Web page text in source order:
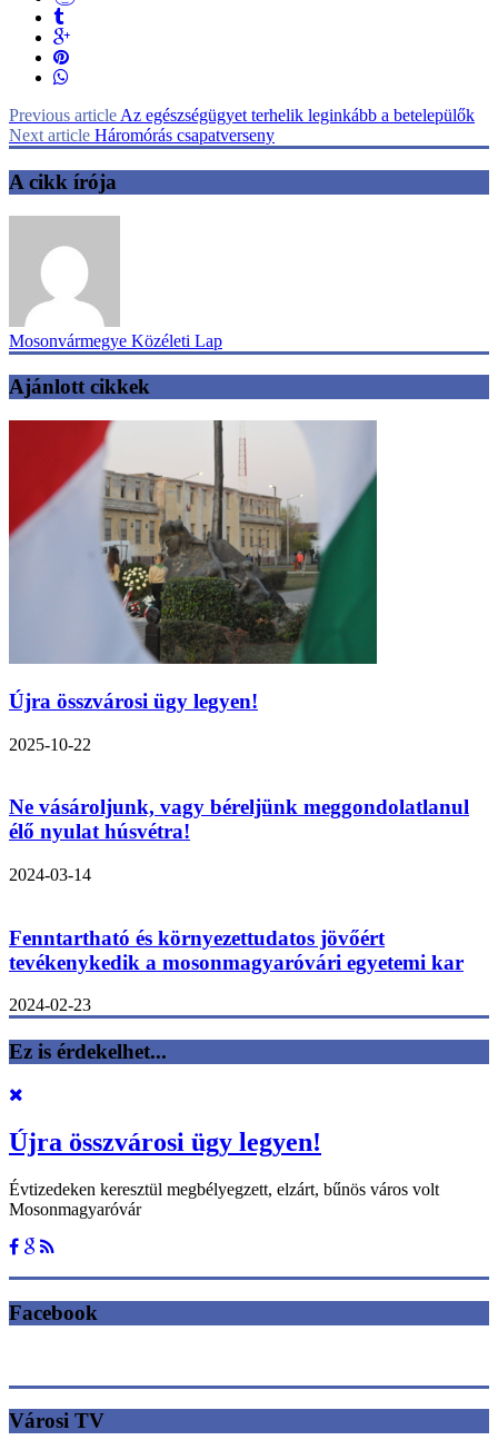
Previous article Az egészségügyet terhelik leginkább a betelepülők
Next article Háromórás csapatverseny
A cikk írója
Mosonvármegye Közéleti Lap
Ajánlott cikkek
Újra összvárosi ügy legyen!
2025-10-22
Ne vásároljunk, vagy béreljünk meggondolatlanul
élő nyulat húsvétra!
2024-03-14
Fenntartható és környezettudatos jövőért
tevékenykedik a mosonmagyaróvári egyetemi kar
2024-02-23
Ez is érdekelhet...
Újra összvárosi ügy legyen!
Évtizedeken keresztül megbélyegzett, elzárt, bűnös város volt
Mosonmagyaróvár
Facebook
Városi TV